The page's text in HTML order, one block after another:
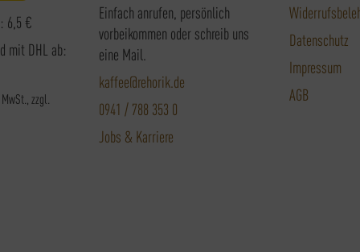
6,5 €
mit DHL ab:
zzgl.
Einfach anrufen, persönlich
vorbeikommen oder schreib uns
eine Mail.
kaffee@rehorik.de
0941 / 788 353 0
Jobs & Karriere
Datenschutz
Impressum
AGB